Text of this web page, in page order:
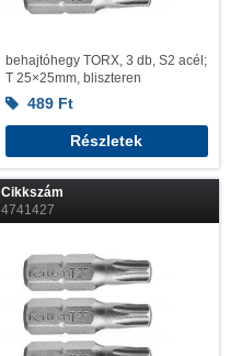
behajtóhegy TORX, 3 db, S2 acél;
T 25×25mm, bliszteren
489 Ft
Részletek
Cikkszám
4741427